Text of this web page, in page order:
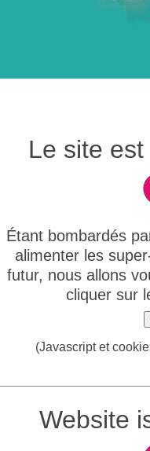
Le site
Étant bombardés
alimenter les
futur, nous allons
cliquer sur
(Javascript et
Website